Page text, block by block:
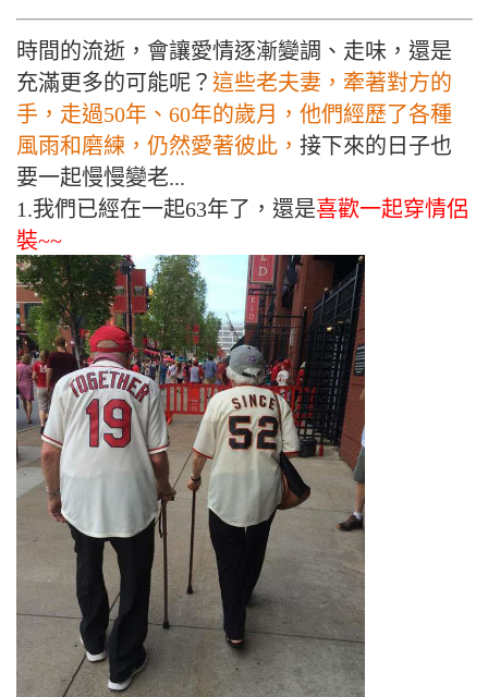
時間的流逝，會讓愛情逐漸變調、走味，還是
充滿更多的可能呢？ 這些老夫妻，牽著對方的
手，走過50年、60年的歲月 ，他們經歷了各種
風雨和磨練，仍然愛著彼此， 接下來的日子也
要一起慢慢變老...
1.我們已經在一起63年了，還是喜歡一起穿情侶
裝~~